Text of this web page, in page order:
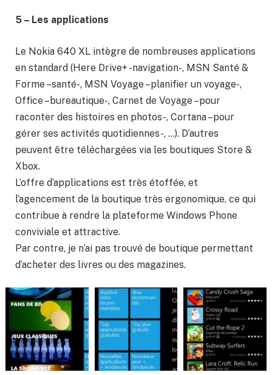
5 – Les applications
Le Nokia 640 XL intègre de nombreuses applications
en standard (Here Drive+ -navigation-, MSN Santé &
Forme –santé-, MSN Voyage –planifier un voyage-,
Office –bureautique-, Carnet de Voyage –pour
raconter des histoires en photos-, Cortana –pour
gérer ses activités quotidiennes-, …). D’autres
peuvent être téléchargées via les boutiques Store &
Xbox.
L’offre d’applications est très étoffée, et
l’agencement de la boutique très ergonomique, ce qui
contribue à rendre la plateforme Windows Phone
conviviale et attractive.
Par contre, je n’ai pas trouvé de boutique permettant
d’acheter des livres ou des magazines.